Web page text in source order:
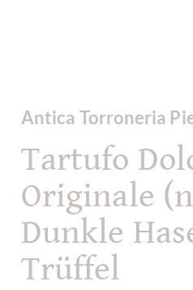
Antica Torroneria
Tartufo
Originale
Dunkle
Trüffel